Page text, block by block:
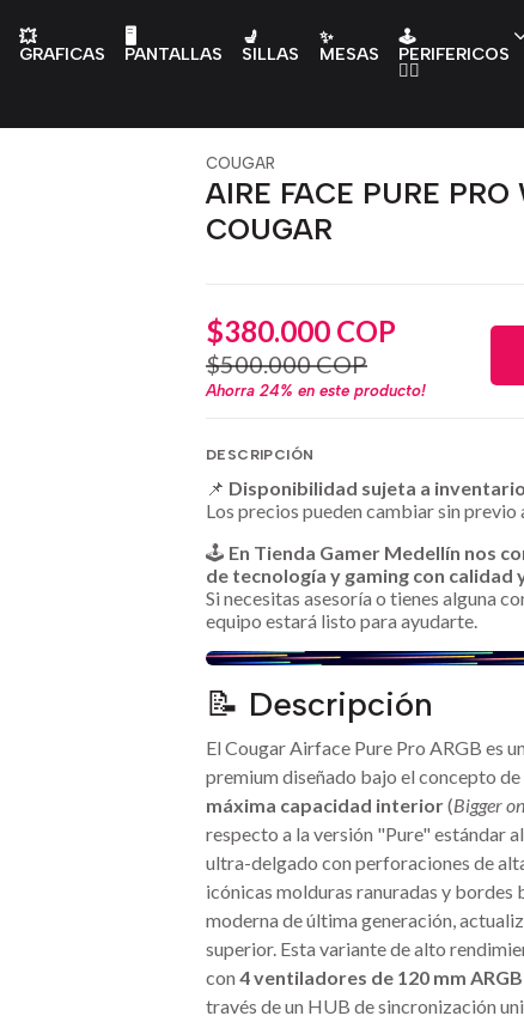
💥
GRAFICAS
🖥️
PANTALLAS
💺
SILLAS
✨
MESAS
🕹️
PERIFERICOS
👇🏻
COUGAR
AIRE FACE PURE
COUGAR
$380.000 COP
$500.000 COP
Ahorra 24% en este producto!
DESCRIPCIÓN
📌 Disponibilidad sujeta a
Los precios pueden cambiar sin previo
🕹️ En Tienda Gamer Medellín nos
de tecnología y gaming con calidad
Si necesitas asesoría o tienes alguna
equipo estará listo para ayudarte.
📝 Descripción
El Cougar Airface Pure Pro ARGB es
premium diseñado bajo el concepto de
máxima capacidad interior(Bigger
respecto a la versión "Pure" estándar
ultra-delgado con perforaciones de
icónicas molduras ranuradas y bordes
moderna de última generación,
superior. Esta variante de alto
con 4 ventiladores de 120 mm
través de un HUB de sincronización